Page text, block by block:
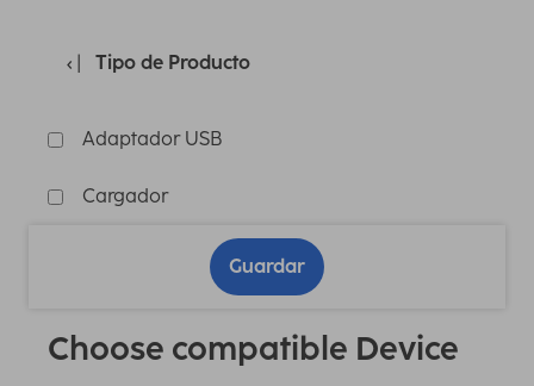
Tipo de Producto
Adaptador USB
Cargador
Guardar
Choose compatible Device